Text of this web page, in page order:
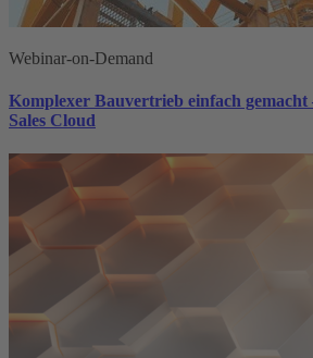
Webinar-on-Demand
Komplexer Bauvertrieb einfach
Sales Cloud